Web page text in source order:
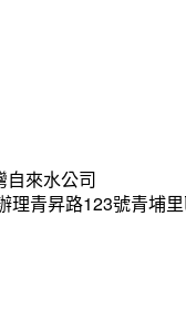
自來水公司
理青昇路123號青埔